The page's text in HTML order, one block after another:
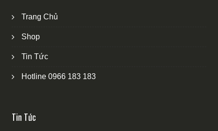
Trang Chủ
Shop
Tin Tức
Hotline 0966 183 183
Tin Tức